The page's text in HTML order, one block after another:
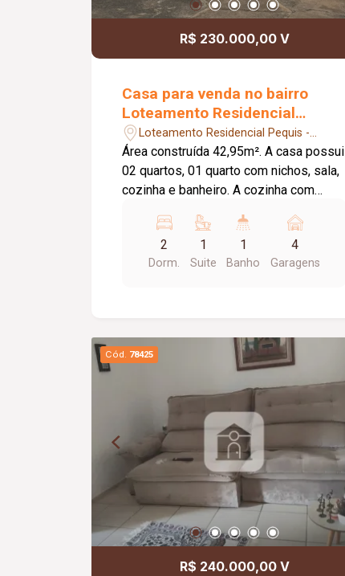
R$ 230.000,00 V
Casa para venda no bairro
Loteamento Residencial
Pequis
Loteamento Residencial Pequis -
Uberlândia/MG
Área construída 42,95m². A casa possui
02 quartos, 01 quarto com nichos, sala,
cozinha e banheiro. A cozinha com
cozinha, tem ducha, grama no quintal.
Câmera, portão eletrônico, interfone
(porém precisa arrumar do lado de
2
Dorm.
1
Suite
1
Banho
4
Garagens
Cód. 78425
R$ 240.000,00 V